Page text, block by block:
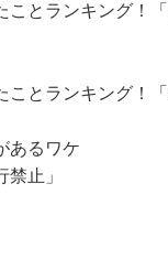
ことランキング！
ことランキング！
あるワケ
止」